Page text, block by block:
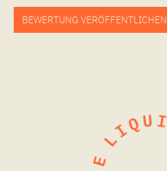
BEWERTUNG VERÖFFENTLICHEN